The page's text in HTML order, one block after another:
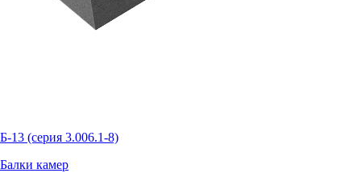
Б-13 (серия 3.006.1-8)
Балки камер